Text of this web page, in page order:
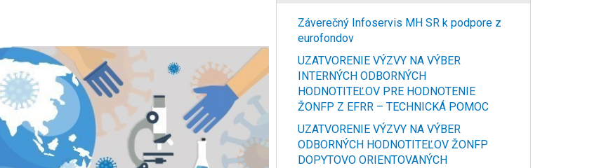
Záverečný Infoservis MH SR k podpore z
eurofondov
UZATVORENIE VÝZVY NA VÝBER
INTERNÝCH ODBORNÝCH
HODNOTITEĽOV PRE HODNOTENIE
ŽONFP Z EFRR – TECHNICKÁ POMOC
UZATVORENIE VÝZVY NA VÝBER
ODBORNÝCH HODNOTITEĽOV ŽONFP
DOPYTOVO ORIENTOVANÝCH